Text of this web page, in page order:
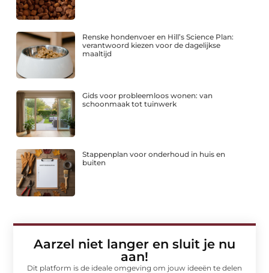
Renske hondenvoer en Hill’s Science Plan:
verantwoord kiezen voor de dagelijkse
maaltijd
Gids voor probleemloos wonen: van
schoonmaak tot tuinwerk
Stappenplan voor onderhoud in huis en
buiten
Aarzel niet langer en sluit je nu
aan!
Dit platform is de ideale omgeving om jouw ideeën te delen